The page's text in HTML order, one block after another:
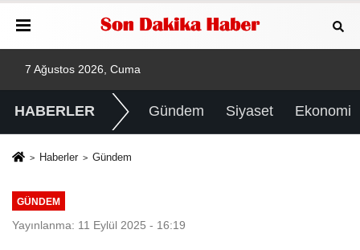
7 Ağustos 2026, Cuma
HABERLER Gündem Siyaset Ekonomi
Haberler Gündem
GÜNDEM
Yayınlanma: 11 Eylül 2025 - 16:19